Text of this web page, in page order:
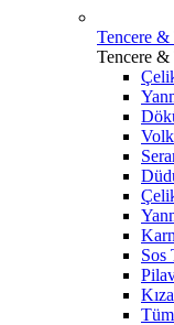
Tencere &
Tencere &
Sos